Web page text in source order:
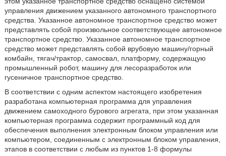
управления движением указанного автономного транспортного
средства. Указанное автономное транспортное средство может
представлять собой произвольное соответствующее автономное
транспортное средство. Указанное автономное транспортное
средство может представлять собой врубовую машину/горный
комбайн, тягач/трактор, самосвал, платформу, содержащую
промышленный робот, машину для лесоразработок или
гусеничное транспортное средство.
В соответствии с одним аспектом настоящего изобретения
разработана компьютерная программа для управления
движением самоходного бурового агрегата, при этом указанная
компьютерная программа содержит программный код для
обеспечения выполнения электронным блоком управления или
компьютером, соединенным с электронным блоком управления,
этапов в соответствии с любым из пунктов 1-8 формулы